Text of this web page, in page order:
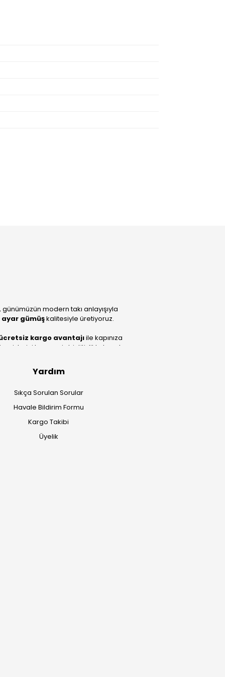
günümüzün modern takı anlayışıyla
ayar gümüşkalitesiyle üretiyoruz.
kargo avantajıile kapınıza
benzersiz bir titizlikle hazırlıyor;
Yardım
Sıkça Sorulan Sorular
Havale Bildirim Formu
Kargo Takibi
Üyelik